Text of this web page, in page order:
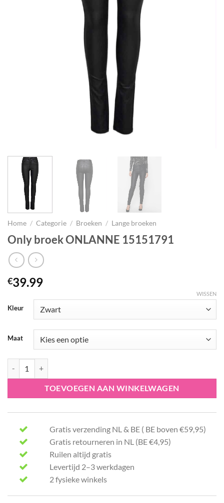
Home / Categorie / Broeken / Lange broeken
Only broek ONLANNE 15151791
€39.99
Kleur
Maat
WISSEN
TOEVOEGEN AAN WINKELWAGEN
Gratis verzending NL & BE ( BE boven €59,95)
Gratis retourneren in NL (BE €4,95)
Ruilen altijd gratis
Levertijd 2–3 werkdagen
2 fysieke winkels